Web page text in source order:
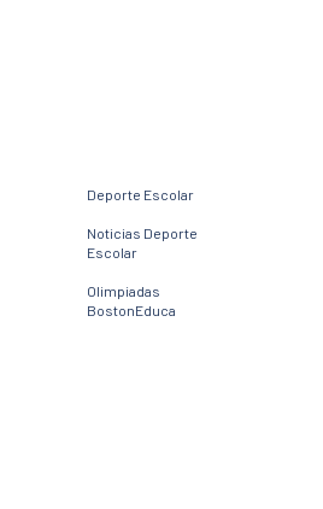
Deporte Escolar
Noticias Deporte
Escolar
Olimpiadas
BostonEduca